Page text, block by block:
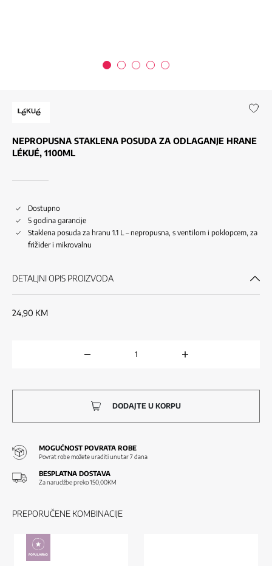
NEPROPUSNA STAKLENA POSUDA ZA ODLAGANJE HRANE
LÉKUÉ, 1100ML
Dostupno
5 godina garancije
Staklena posuda za hranu 1.1 L – nepropusna, s ventilom i poklopcem, za
frižider i mikrovalnu
DETALJNI OPIS PROIZVODA
24,90 KM
DODAJTE U KORPU
MOGUĆNOST POVRATA ROBE
Povrat robe možete uraditi unutar 7 dana
BESPLATNA DOSTAVA
Za narudžbe preko 150,00KM
PREPORUČENE KOMBINACIJE
POPULARNO